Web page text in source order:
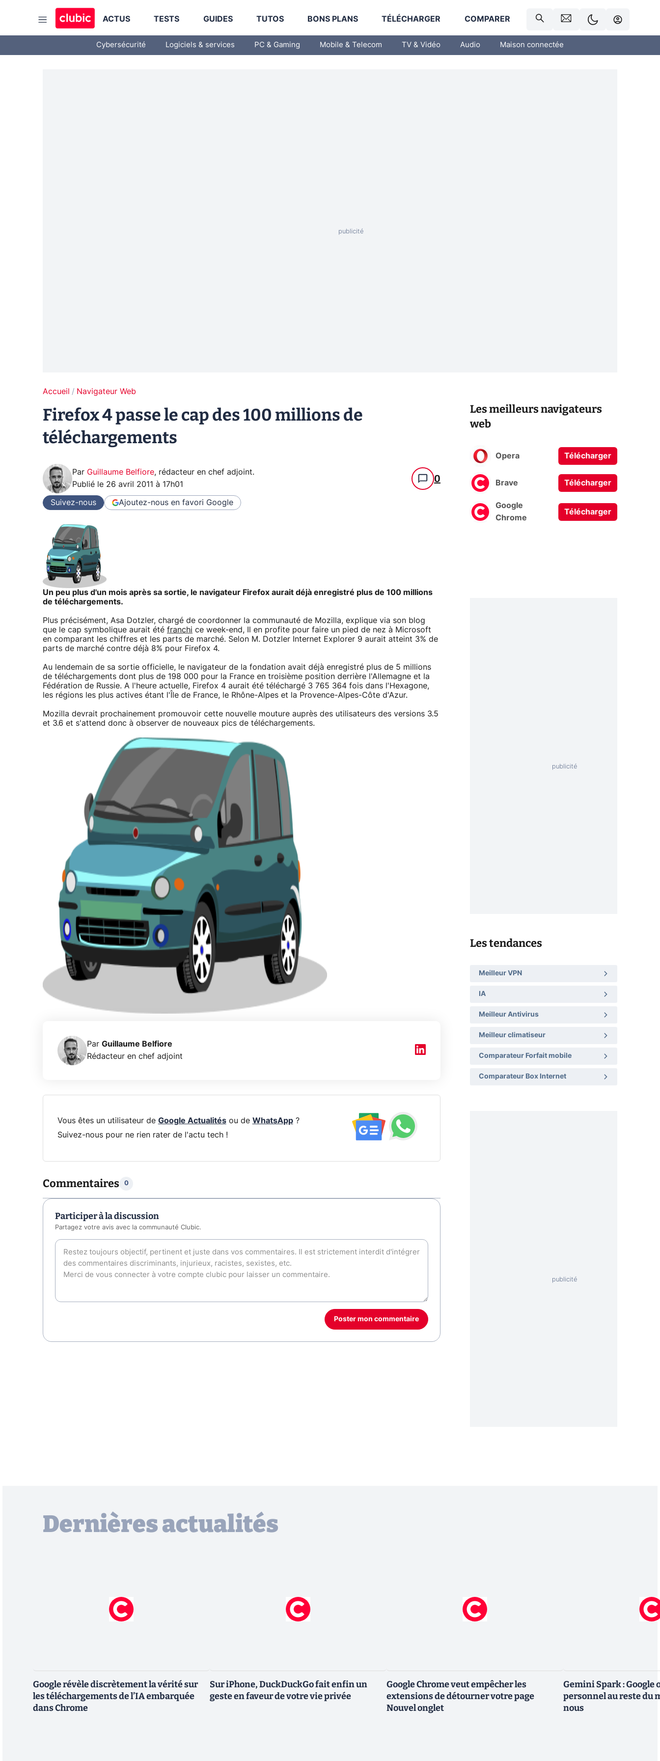
ACTUS TESTS GUIDES TUTOS BONS PLANS TÉLÉCHARGER COMPARER
Cybersécurité Logiciels & services PC & Gaming Mobile & Telecom TV & Vidéo Audio Maison connectée
Accueil Navigateur Web
Firefox 4 passe le cap des 100 millions de
téléchargements
Par Guillaume Belfiore, rédacteur en chef adjoint.
Publié le 26 avril 2011 à 17h01 0
Suivez-nous Ajoutez-nous en favori Google
Un peu plus d'un mois après sa sortie, le navigateur Firefox aurait déjà enregistré plus de 100 millions
de téléchargements.
Plus précisément, Asa Dotzler, chargé de coordonner la communauté de Mozilla, explique via son blog
que le cap symbolique aurait été franchi ce week-end, Il en profite pour faire un pied de nez à Microsoft
en comparant les chiffres et les parts de marché. Selon M. Dotzler Internet Explorer 9 aurait atteint 3% de
parts de marché contre déjà 8% pour Firefox 4.
Au lendemain de sa sortie officielle, le navigateur de la fondation avait déjà enregistré plus de 5 millions
de téléchargements dont plus de 198 000 pour la France en troisième position derrière l'Allemagne et la
Fédération de Russie. A l'heure actuelle, Firefox 4 aurait été téléchargé 3 765 364 fois dans l'Hexagone,
les régions les plus actives étant l'Île de France, le Rhône-Alpes et la Provence-Alpes-Côte d'Azur.
Mozilla devrait prochainement promouvoir cette nouvelle mouture auprès des utilisateurs des versions 3.5
et 3.6 et s'attend donc à observer de nouveaux pics de téléchargements.
Par Guillaume Belfiore
Rédacteur en chef adjoint
Vous êtes un utilisateur de Google Actualitésou de WhatsApp?
Suivez-nous pour ne rien rater de l'actu tech !
Commentaires 0
Participer à la discussion
Partagez votre avis avec la communauté Clubic.
Poster mon commentaire
Les meilleurs navigateurs
web
Opera Télécharger
Brave Télécharger
Google
Chrome
Télécharger
Les tendances
Meilleur VPN
IA
Meilleur Antivirus
Meilleur climatiseur
Comparateur Forfait mobile
Comparateur Box Internet
Dernières actualités
Google révèle discrètement la vérité sur
les téléchargements de l’IA embarquée
dans Chrome
Sur iPhone, DuckDuckGo fait enfin un
geste en faveur de votre vie privée
Google Chrome veut empêcher les
extensions de détourner votre page
Nouvel onglet
Gemini Spark : Google
personnel au reste du
nous